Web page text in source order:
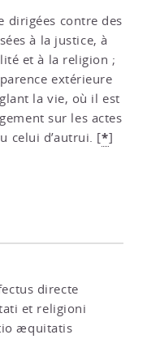
dirigées contre des
à la justice, à
et à la religion ;
extérieure
la vie, où il est
sur les actes
celui d’autrui. [*]
directe
et religioni
æquitatis